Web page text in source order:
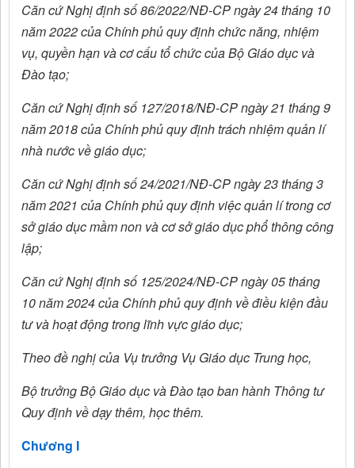
Căn cứ Nghị định số 86/2022/NĐ-CP ngày 24 tháng 10
năm 2022 của Chính phủ quy định chức năng, nhiệm
vụ, quyền hạn và cơ cấu tổ chức của Bộ Giáo dục và
Đào tạo;
Căn cứ Nghị định số 127/2018/NĐ-CP ngày 21 tháng 9
năm 2018 của Chính phủ quy định trách nhiệm quản lí
nhà nước về giáo dục;
Căn cứ Nghị định số 24/2021/NĐ-CP ngày 23 tháng 3
năm 2021 của Chính phủ quy định việc quản lí trong cơ
sở giáo dục mầm non và cơ sở giáo dục phổ thông công
lập;
Căn cứ Nghị định số 125/2024/NĐ-CP ngày 05 tháng
10 năm 2024 của Chính phủ quy định về điều kiện đầu
tư và hoạt động trong lĩnh vực giáo dục;
Theo đề nghị của Vụ trưởng Vụ Giáo dục Trung học,
Bộ trưởng Bộ Giáo dục và Đào tạo ban hành Thông tư
Quy định về dạy thêm, học thêm.
Chương I